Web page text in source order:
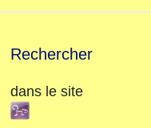
Rechercher
dans le site